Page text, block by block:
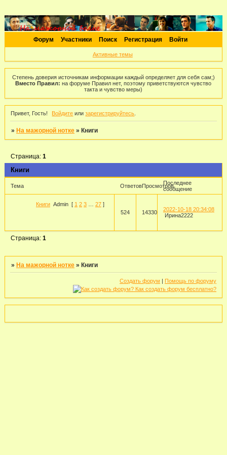
Форум Участники Поиск Регистрация Войти
Активные темы
Степень доверия источникам информации каждый определяет для себя сам;)
Вместо Правил: на форуме Правил нет, поэтому приветствуются чувство
такта и чувство меры)
Привет, Гость! Войдите илизарегистрируйтесь
» На мажорной нотке » Книги
Книги
Страница:1
Тема ОтветовПросмотровПоследнее
сообщение
Книги Admin [ 1 2 3 27 ]
524
14330
2022-10-18 20:34:08
Ирина2222
Страница:1
»На мажорной нотке »Книги
Создать форум | Помощь по форуму